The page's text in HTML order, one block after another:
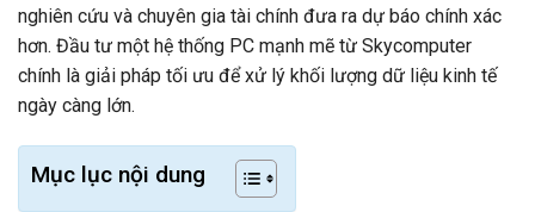
nghiên cứu và chuyên gia tài chính đưa ra dự báo chính xác
hơn. Đầu tư một hệ thống PC mạnh mẽ từ Skycomputer
chính là giải pháp tối ưu để xử lý khối lượng dữ liệu kinh tế
ngày càng lớn.
Mục lục nội dung